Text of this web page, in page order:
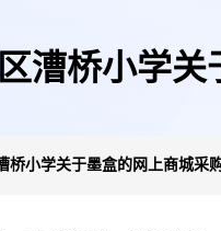
漕桥小学
桥小学关于墨盒的网上商城采